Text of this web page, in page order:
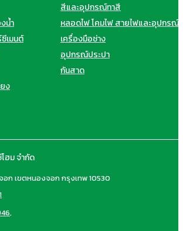
สีและอุปกรณ์ทาสี
น้ำ
หลอดไฟ โคมไฟ สายไฟและอุปกรณ์
เมนต์
เครื่องมือช่าง
อุปกรณ์ประปา
กันสาด
ง
ฮม จำกัด
ก เขตหนองจอก กรุงเทพ 10530
,